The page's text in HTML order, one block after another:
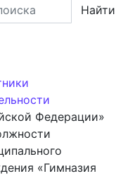
Найти
Федерации»
«Гимназия